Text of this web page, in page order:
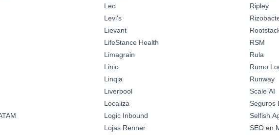
Leo
Levi's
Lievant
LifeStance Health
Limagrain
Linio
Linqia
Liverpool
Localiza
Logic Inbound
Lojas Renner
Ripley
RSM
Rula
Rumo
Runway
Scale AI
Seguros
Selfish
SEO en